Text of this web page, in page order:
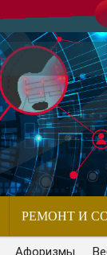
РЕМОНТ И
Афоризмы